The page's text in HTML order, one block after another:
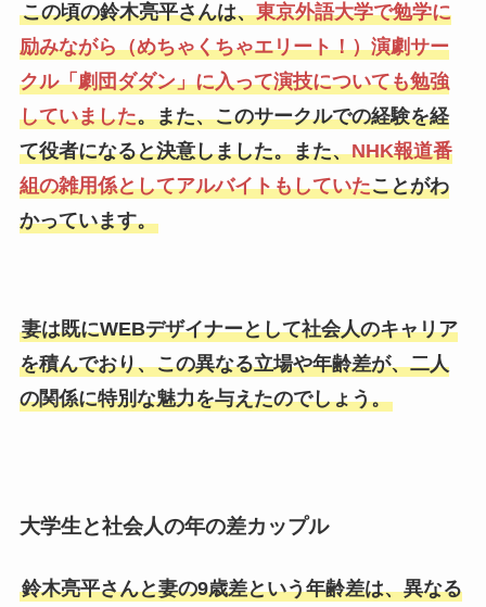
この頃の鈴木亮平さんは、東京外語大学で勉学に
励みながら（めちゃくちゃエリート！）演劇サー
クル「劇団ダダン」に入って演技についても勉強
していました。また、このサークルでの経験を経
て役者になると決意しました。また、NHK報道番
組の雑用係としてアルバイトもしていたことがわ
かっています。
妻は既にWEBデザイナーとして社会人のキャリア
を積んでおり、この異なる立場や年齢差が、二人
の関係に特別な魅力を与えたのでしょう。
大学生と社会人の年の差カップル
鈴木亮平さんと妻の9歳差という年齢差は、異なる